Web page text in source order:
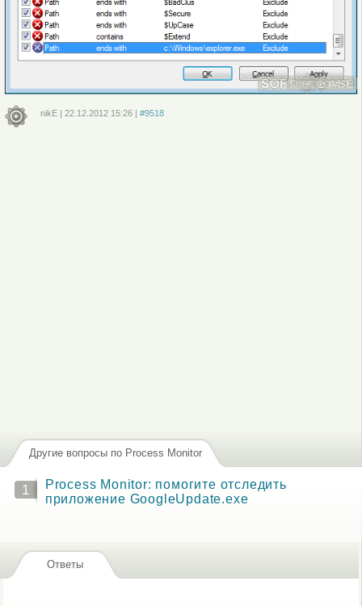
nikE| 22.12.2012 15:26| #9518
Другие вопросы по Process Monitor
1
Process Monitor: помогите отследить
приложение GoogleUpdate.exe
Ответы